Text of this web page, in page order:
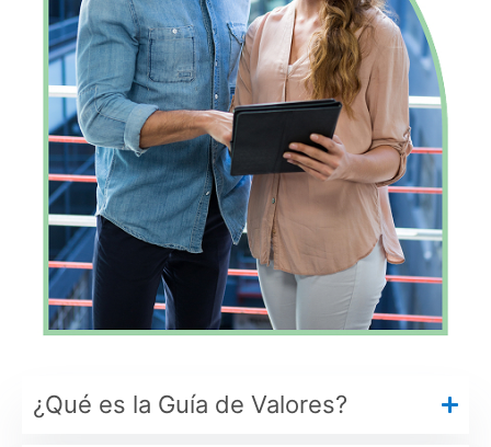
¿Qué es la Guía de Valores?